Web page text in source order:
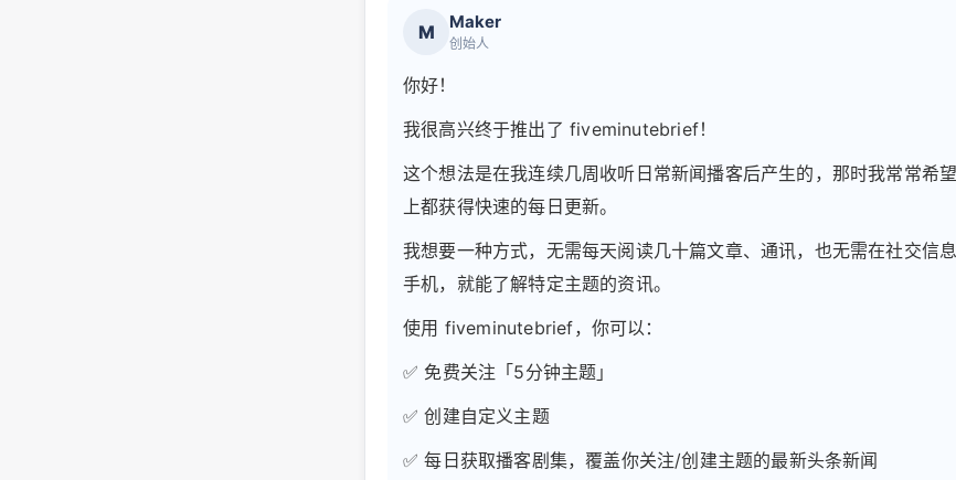
M Maker
创始人
你好！
我很高兴终于推出了 fiveminutebrief！
这个想法是在我连续几周收听日常新闻播客后产生的，那时我常常希
上都获得快速的每日更新。
我想要一种方式，无需每天阅读几十篇文章、通讯，也无需在社交信
手机，就能了解特定主题的资讯。
使用 fiveminutebrief，你可以：
✅ 免费关注「5分钟主题」
✅ 创建自定义主题
✅ 每日获取播客剧集，覆盖你关注/创建主题的最新头条新闻